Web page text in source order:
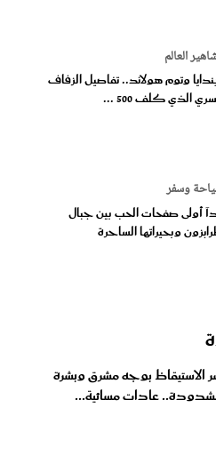
العالم
وتوم هولاند.. تفاصيل الزفاف
الذي كلف 500 ...
وسفر
أولى صفحات الحب بين جبال
وبحيراتها الساحرة
الاستيقاظ بوجه مشرق وبشرة
عادات مسائية...